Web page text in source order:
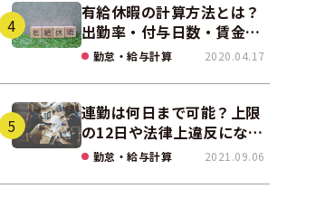
有給休暇の計算方法とは？
出勤率・付与日数・賃金の
算出ポイントを実務に即し
勤怠・給与計算 2020.04.17
連勤は何日まで可能？上限
の12日や法律上違反になる
場合も解説
勤怠・給与計算 2021.09.06